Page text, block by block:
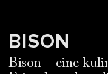
BISON
Bison – eine